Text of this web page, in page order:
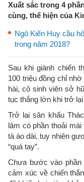
Xuất sắc trong 4
cùng, thể hiện của
Ngô Kiến Huy cầu
trong năm 2018?
Sau khi giành chiến
100 triệu đồng chỉ
hài, cô sinh viên sở
tục thắng lớn khi trở
Trở lại sân khấu
lâm có phần thoải
tà áo dài, tuy nhiên
“quá tay”.
Chưa bước vào
cảm xúc về chiến